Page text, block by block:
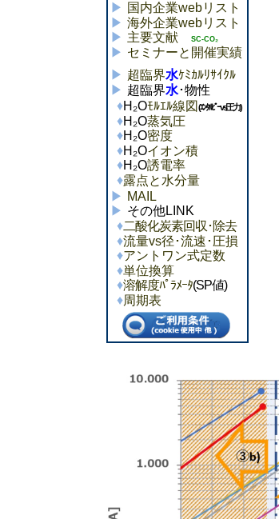
国内企業webリスト
海外企業webリスト
主要文献
SC-CO₂
セミナーと開催実績
超臨界水ｹﾐｶﾙﾘｻｲｸﾙ
超臨界水･物性
H₂Oﾓﾙｴﾙ線図 (ｴﾝﾀﾙﾋﾟｰvs圧力)
H₂O蒸気圧
H₂O密度
H₂Oイオン積
H₂O誘電率
露点と水分量
MAIL
その他LINK
二酸化炭素回収･除去
流量vs径･流速･圧損
アントワン式定数
単位換算
溶解度ﾊﾟﾗﾒｰﾀ(SP値)
周期表